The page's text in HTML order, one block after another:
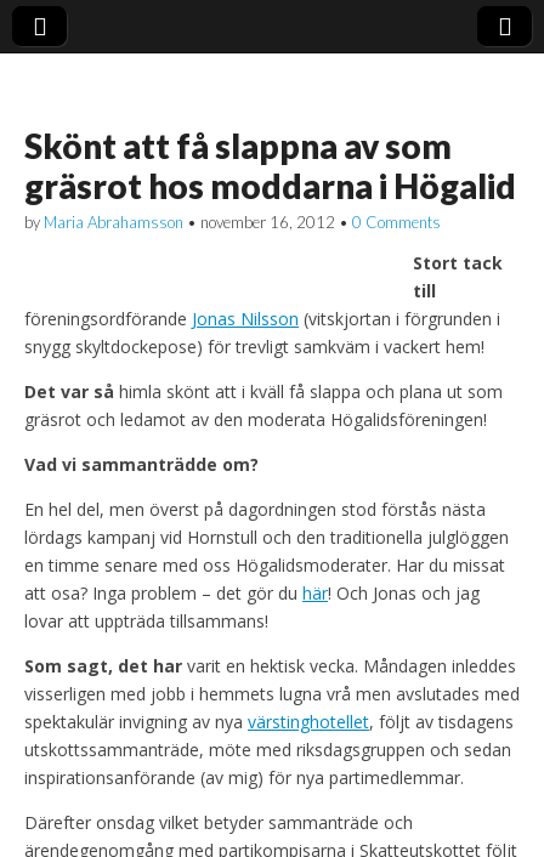
Skönt att få slappna av som
gräsrot hos moddarna i Högalid
by Maria Abrahamsson • november 16, 2012 • 0 Comments
Stort tack
till
föreningsordförande Jonas Nilsson (vitskjortan i förgrunden i
snygg skyltdockepose) för trevligt samkväm i vackert hem!
Det var så himla skönt att i kväll få slappa och plana ut som
gräsrot och ledamot av den moderata Högalidsföreningen!
Vad vi sammanträdde om?
En hel del, men överst på dagordningen stod förstås nästa
lördags kampanj vid Hornstull och den traditionella julglöggen
en timme senare med oss Högalidsmoderater. Har du missat
att osa? Inga problem – det gör du här! Och Jonas och jag
lovar att uppträda tillsammans!
Som sagt, det har varit en hektisk vecka. Måndagen inleddes
visserligen med jobb i hemmets lugna vrå men avslutades med
spektakulär invigning av nya värstinghotellet, följt av tisdagens
utskottssammanträde, möte med riksdagsgruppen och sedan
inspirationsanförande (av mig) för nya partimedlemmar.
Därefter onsdag vilket betyder sammanträde och
ärendegenomgång med partikompisarna i Skatteutskottet följt